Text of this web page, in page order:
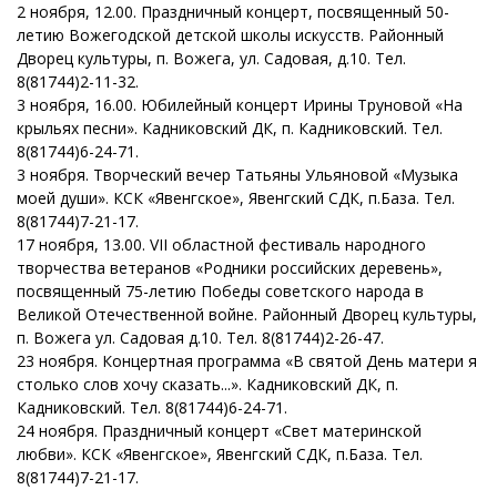
2 ноября, 12.00. Праздничный концерт, посвященный 50-
летию Вожегодской детской школы искусств. Районный
Дворец культуры, п. Вожега, ул. Садовая, д.10. Тел.
8(81744)2-11-32.
3 ноября, 16.00. Юбилейный концерт Ирины Труновой «На
крыльях песни». Кадниковский ДК, п. Кадниковский. Тел.
8(81744)6-24-71.
3 ноября. Творческий вечер Татьяны Ульяновой «Музыка
моей души». КСК «Явенгское», Явенгский СДК, п.База. Тел.
8(81744)7-21-17.
17 ноября, 13.00. VII областной фестиваль народного
творчества ветеранов «Родники российских деревень»,
посвященный 75-летию Победы советского народа в
Великой Отечественной войне. Районный Дворец культуры,
п. Вожега ул. Садовая д.10. Тел. 8(81744)2-26-47.
23 ноября. Концертная программа «В святой День матери я
столько слов хочу сказать...». Кадниковский ДК, п.
Кадниковский. Тел. 8(81744)6-24-71.
24 ноября. Праздничный концерт «Свет материнской
любви». КСК «Явенгское», Явенгский СДК, п.База. Тел.
8(81744)7-21-17.